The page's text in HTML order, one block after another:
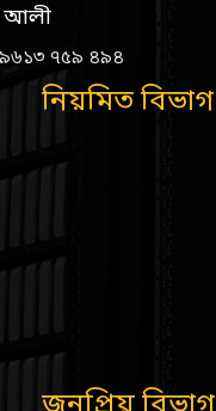
আলী
৭৫৯ ৪৯৪
নিয়মিত বিভাগ